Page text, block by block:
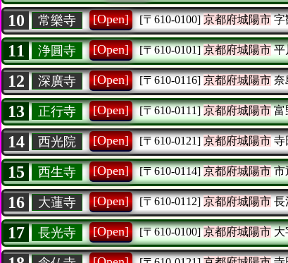
10 常樂寺 [Open] [〒610-0100] 京都府城陽市字
11 浄圓寺 [Open] [〒610-0101] 京都府城陽市平
12 深廣寺 [Open] [〒610-0116] 京都府城陽市奈
13 正行寺 [Open] [〒610-0111] 京都府城陽市富
14 西光院 [Open] [〒610-0121] 京都府城陽市寺
15 西生寺 [Open] [〒610-0114] 京都府城陽市市
16 大蓮寺 [Open] [〒610-0112] 京都府城陽市長
17 長光寺 [Open] [〒610-0100] 京都府城陽市大